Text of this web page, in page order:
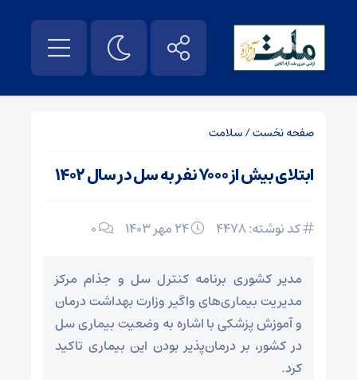
صفحه نخست/سلامت
ابتلای بیش از ۷۰۰۰ نفر به سل در سال ۱۴۰۲
کد نوشته: 4478 0
مدیر کشوری برنامه کنترل سل و جذام مرکز
مدیریت بیماری‌های واگیر وزارت بهداشت درمان
و آموزش پزشکی با اشاره به وضعیت بیماری سل
در کشور، بر درمان‌پذیر بودن این بیماری تاکید
کرد.